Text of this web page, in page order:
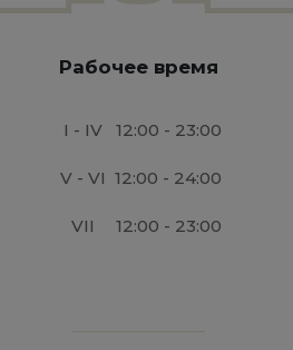
Рабочее время
I - IV 12:00 - 23:00
V - VI 12:00 - 24:00
VII 12:00 - 23:00